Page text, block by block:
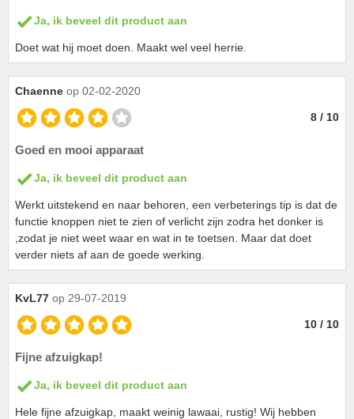
Ja, ik beveel dit product aan
Doet wat hij moet doen. Maakt wel veel herrie.
Chaenne op 02-02-2020
8 / 10
Goed en mooi apparaat
Ja, ik beveel dit product aan
Werkt uitstekend en naar behoren, een verbeterings tip is dat de
functie knoppen niet te zien of verlicht zijn zodra het donker is
,zodat je niet weet waar en wat in te toetsen. Maar dat doet
verder niets af aan de goede werking.
KvL77 op 29-07-2019
10 / 10
Fijne afzuigkap!
Ja, ik beveel dit product aan
Hele fijne afzuigkap, maakt weinig lawaai, rustig! Wij hebben